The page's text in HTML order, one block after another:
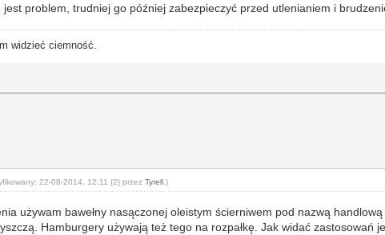
problem, trudniej go później zabezpieczyć przed utlenianiem i
widzieć ciemność.
22-08-2014, 12:11 {2} przezTyrell .)
używam bawełny nasączonej oleistym ścierniwem pod nazwą
Hamburgery używają też tego na rozpałkę. Jak widać zastosowań